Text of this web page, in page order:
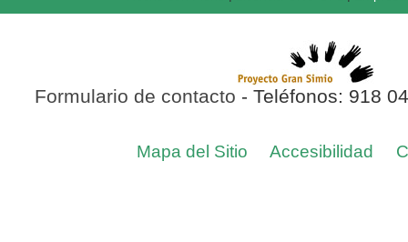
Formulario de contacto - Teléfonos: 918
Mapa del Sitio Accesibilidad